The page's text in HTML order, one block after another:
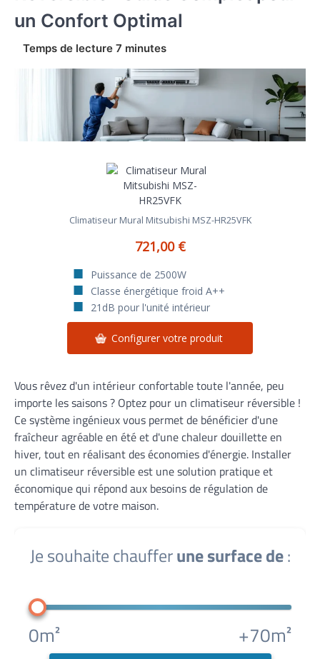
un Confort Optimal
Climatiseur Mural Mitsubishi MSZ-HR25VFK
721,00 €
Puissance de 2500W
Classe énergétique froid A++
21dB pour l'unité intérieur
Configurer votre produit
Vous rêvez d'un intérieur confortable toute l'année, peu
importe les saisons ? Optez pour un climatiseur réversible !
Ce système ingénieux vous permet de bénéficier d'une
fraîcheur agréable en été et d'une chaleur douillette en
hiver, tout en réalisant des économies d'énergie. Installer
un climatiseur réversible est une solution pratique et
économique qui répond aux besoins de régulation de
température de votre maison.
Je souhaite chaufferune surface de:
0m² +70m²